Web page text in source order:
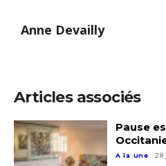
Adresse email*
Nom
Anne Devailly
Articles associés
Pause
A la une 28